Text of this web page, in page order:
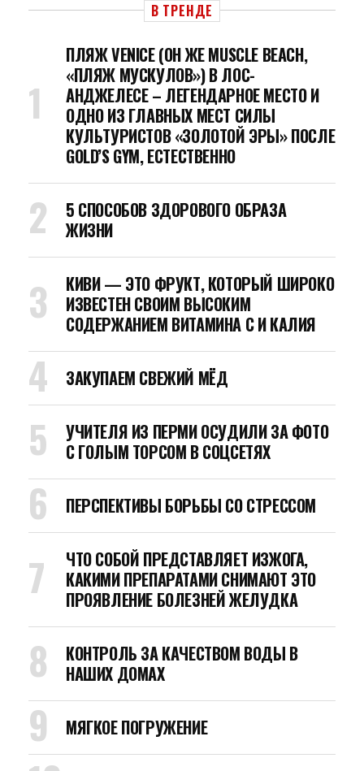
В ТРЕНДЕ
ПЛЯЖ VENICE (ОН ЖЕ MUSCLE BEACH,
«ПЛЯЖ МУСКУЛОВ») В ЛОС-
АНДЖЕЛЕСЕ – ЛЕГЕНДАРНОЕ МЕСТО И
ОДНО ИЗ ГЛАВНЫХ МЕСТ СИЛЫ
КУЛЬТУРИСТОВ «ЗОЛОТОЙ ЭРЫ» ПОСЛЕ
GOLD’S GYM, ЕСТЕСТВЕННО
5 СПОСОБОВ ЗДОРОВОГО ОБРАЗА
ЖИЗНИ
КИВИ — ЭТО ФРУКТ, КОТОРЫЙ ШИРОКО
ИЗВЕСТЕН СВОИМ ВЫСОКИМ
СОДЕРЖАНИЕМ ВИТАМИНА C И КАЛИЯ
ЗАКУПАЕМ СВЕЖИЙ МЁД
УЧИТЕЛЯ ИЗ ПЕРМИ ОСУДИЛИ ЗА ФОТО
С ГОЛЫМ ТОРСОМ В СОЦСЕТЯХ
ПЕРСПЕКТИВЫ БОРЬБЫ СО СТРЕССОМ
ЧТО СОБОЙ ПРЕДСТАВЛЯЕТ ИЗЖОГА,
КАКИМИ ПРЕПАРАТАМИ СНИМАЮТ ЭТО
ПРОЯВЛЕНИЕ БОЛЕЗНЕЙ ЖЕЛУДКА
КОНТРОЛЬ ЗА КАЧЕСТВОМ ВОДЫ В
НАШИХ ДОМАХ
МЯГКОЕ ПОГРУЖЕНИЕ